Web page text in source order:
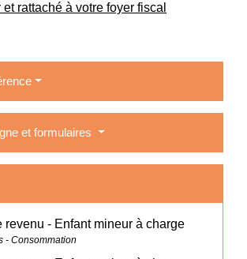
et rattaché à votre foyer fiscal
et formulaires
revenu - Enfant mineur à charge
- Consommation